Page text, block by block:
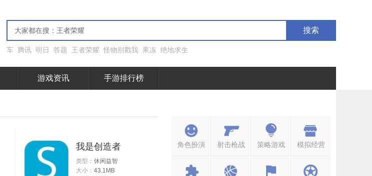
搜索
车 腾讯 明日 答题 王者荣耀 怪物别戳我 果冻 绝地求生
游戏资讯 手游排行榜
我是创造者
类型： 休闲益智
大小： 43.1MB
角色扮演 射击枪战 策略游戏 模拟经营